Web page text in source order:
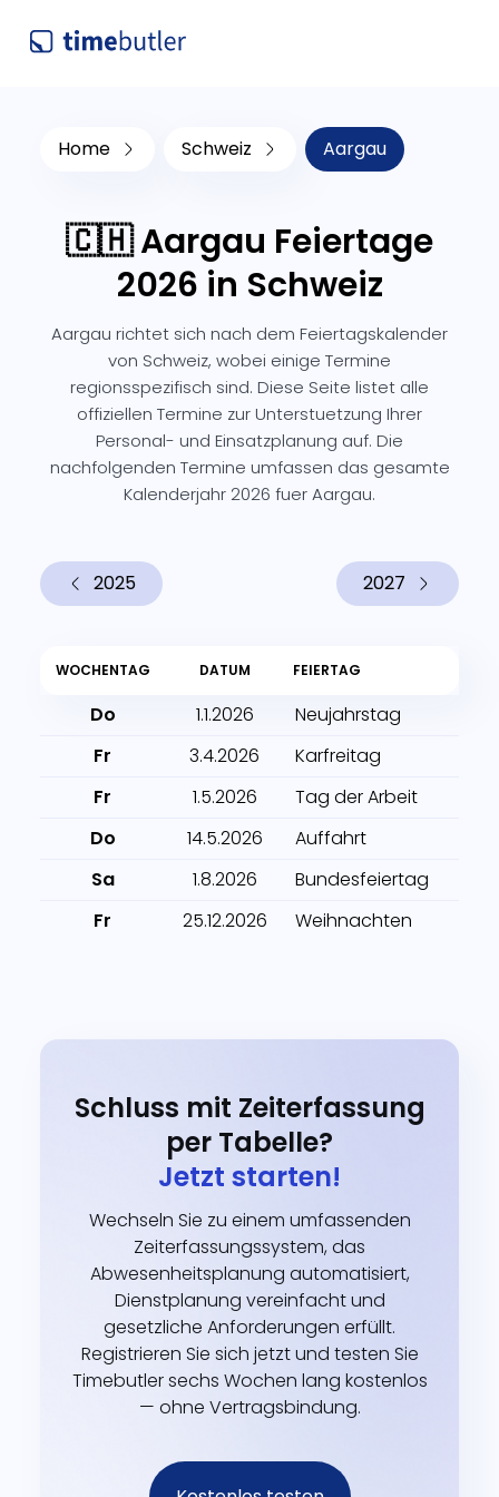
Home Schweiz Aargau
🇨🇭 Aargau Feiertage
2026 in Schweiz
Aargau richtet sich nach dem Feiertagskalender
von Schweiz, wobei einige Termine
regionsspezifisch sind. Diese Seite listet alle
offiziellen Termine zur Unterstuetzung Ihrer
Personal- und Einsatzplanung auf. Die
nachfolgenden Termine umfassen das gesamte
Kalenderjahr 2026 fuer Aargau.
2025 2027
WOCHENTAG DATUM FEIERTAG
Do 1.1.2026
Neujahrstag
Fr
3.4.2026
Karfreitag
Fr
1.5.2026
Tag der Arbeit
Do
14.5.2026
Auffahrt
Sa
1.8.2026
Bundesfeiertag
Fr
25.12.2026 Weihnachten
Schluss mit Zeiterfassung
per Tabelle?
Jetzt starten!
Wechseln Sie zu einem umfassenden
Zeiterfassungssystem, das
Abwesenheitsplanung automatisiert,
Dienstplanung vereinfacht und
gesetzliche Anforderungen erfüllt.
Registrieren Sie sich jetzt und testen Sie
Timebutler sechs Wochen lang kostenlos
— ohne Vertragsbindung.